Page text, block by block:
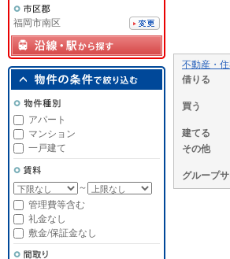
不動産・
借りる
買う
建てる
その他
グループ
福岡市南区
アパート
マンション
一戸建て
～
管理費等含む
礼金なし
敷金/保証金なし